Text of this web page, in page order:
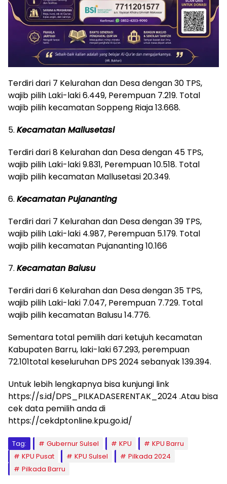
Terdiri dari 7 Kelurahan dan Desa dengan 30 TPS,
wajib pilih Laki-laki 6.449, Perempuan 7.219. Total
wajib pilih kecamatan Soppeng Riaja 13.668.
5. Kecamatan Mallusetasi
Terdiri dari 8 Kelurahan dan Desa dengan 45 TPS,
wajib pilih Laki-laki 9.831, Perempuan 10.518. Total
wajib pilih kecamatan Mallusetasi 20.349.
6. Kecamatan Pujananting
Terdiri dari 7 Kelurahan dan Desa dengan 39 TPS,
wajib pilih Laki-laki 4.987, Perempuan 5.179. Total
wajib pilih kecamatan Pujananting 10.166
7. Kecamatan Balusu
Terdiri dari 6 Kelurahan dan Desa dengan 35 TPS,
wajib pilih Laki-laki 7.047, Perempuan 7.729. Total
wajib pilih kecamatan Balusu 14.776.
Sementara total pemilih dari ketujuh kecamatan
Kabupaten Barru, laki-laki 67.293, perempuan
72.101total keseluruhan DPS 2024 sebanyak 139.394.
Untuk lebih lengkapnya bisa kunjungi link
https://s.id/DPS_PILKADASERENTAK_2024 .Atau bisa
cek data pemilih anda di
https://cekdptonline.kpu.go.id/
Tag: Gubernur Sulsel KPU
KPU Barru
KPU Pusat
KPU Sulsel
Pilkada 2024
Pilkada Barru